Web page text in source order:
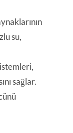
su,
sağlar.